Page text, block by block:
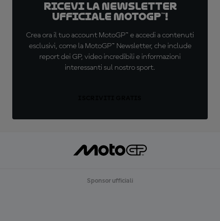
Ricevi la newsletter
ufficiale MotoGP™!
Crea ora il tuo account MotoGP™ e accedi a contenuti
esclusivi, come la MotoGP™ Newsletter, che include
report dei GP, video incredibili e informazioni
interessanti sul nostro sport.
Sponsor ufficiali